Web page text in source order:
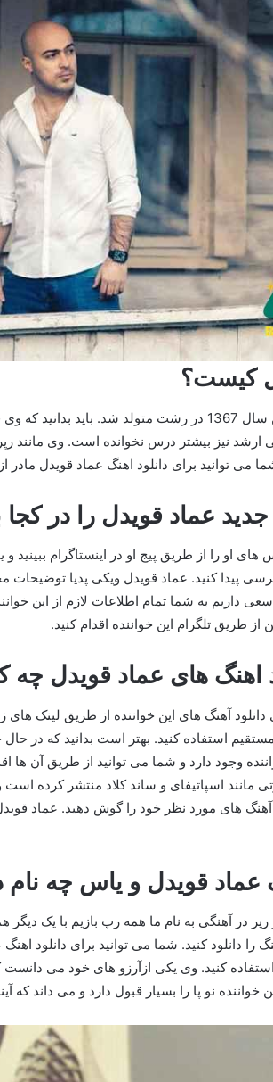
کیست؟
وی در روز 29 بهمن سال 1367 در رشت متولد شد.
ارشد نیز بیشتر درس نخوانده است. وی
می توانید برای دانلود اهنگ عماد قویدل مادر
عماد قویدل را در کجا
او را از طریق پیج او در اینستاگرام ببینید و
پیدا کنید. عماد قویدل ویکی پدیا توضیحات
سعی داریم به شما تمام اطلاعات لازم از این
طریق تلگرام این خواننده اقدام کنید.
اهنگ های عماد قویدل چه
آهنگ های این خواننده از طریق لینک های
استفاده کنید. بهتر است بدانید که در
وجود دارد و شما می توانید از طریق آن ها
مانند اسپاتیفای و ساند کلاد منتشر کرده
های مورد نظر خود را گوش دهید. عماد
عماد قویدل و یاس چه
رپر در آهنگی به نام ما همه رپ بازیم با یک
را دانلود کنید. شما می توانید برای دانلود
استفاده کنید. وی یکی ازآرزو های خود می
نو پا را بسیار قبول دارد و می داند که